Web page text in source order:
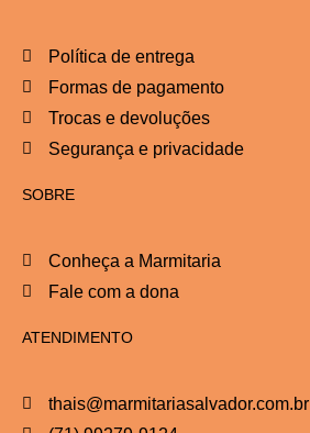
Política de entrega
Formas de pagamento
Trocas e devoluções
Segurança e privacidade
SOBRE
Conheça a Marmitaria
Fale com a dona
ATENDIMENTO
thais@marmitariasalvador.com.br